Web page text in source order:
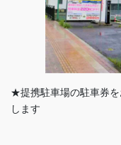
★提携駐車場の駐車券
します